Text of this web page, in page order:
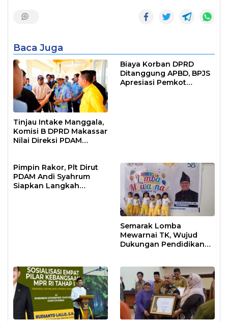
Baca Juga
Tinjau Intake Manggala,
Komisi B DPRD Makassar
Nilai Direksi PDAM
Biaya Korban DPRD
Ditanggung APBD, BPJS
Apresiasi Pemkot
Pimpin Rakor, Plt Dirut
PDAM Andi Syahrum
Siapkan Langkah
Semarak Lomba
Mewarnai TK, Wujud
Dukungan Pendidikan